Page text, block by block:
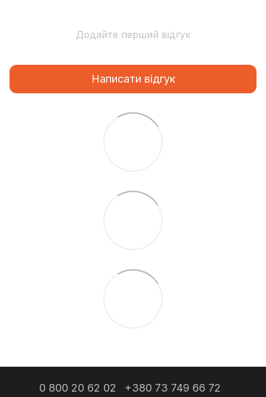
Додайте перший відгук
Написати відгук
0 800 20 62 02 +380 73 749 66 72